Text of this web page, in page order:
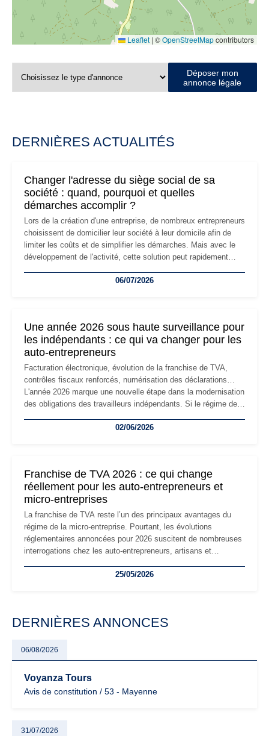
Leaflet | ©OpenStreetMapcontributors
Déposer mon
annonce légale
DERNIÈRES ACTUALITÉS
Changer l'adresse du siège social de sa
société : quand, pourquoi et quelles
démarches accomplir ?
Lors de la création d'une entreprise, de nombreux entrepreneurs
choisissent de domicilier leur société à leur domicile afin de
limiter les coûts et de simplifier les démarches. Mais avec le
développement de l'activité, cette solution peut rapidement
professionnels, recrutement, image de marque… Le
06/07/2026
Une année 2026 sous haute surveillance pour
les indépendants : ce qui va changer pour les
auto-entrepreneurs
Facturation électronique, évolution de la franchise de TVA,
contrôles fiscaux renforcés, numérisation des déclarations…
L'année 2026 marque une nouvelle étape dans la modernisation
des obligations des travailleurs indépendants. Si le régime de
les auto-entrepreneurs devront s'adapter à un environnement
02/06/2026
Franchise de TVA 2026 : ce qui change
réellement pour les auto-entrepreneurs et
micro-entreprises
La franchise de TVA reste l’un des principaux avantages du
régime de la micro-entreprise. Pourtant, les évolutions
réglementaires annoncées pour 2026 suscitent de nombreuses
interrogations chez les auto-entrepreneurs, artisans et
facturation ou risque de bascule vers la TVA : les règles
25/05/2026
DERNIÈRES ANNONCES
06/08/2026
Voyanza Tours
Avis de constitution / 53 - Mayenne
31/07/2026